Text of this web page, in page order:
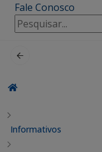
Fale Conosco
Pesquisar
por:
Informativos